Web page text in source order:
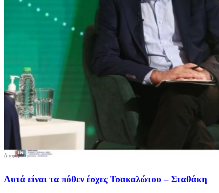
Αυτά είναι τα πόθεν έσχες Τσακαλώτου – Σταθάκη